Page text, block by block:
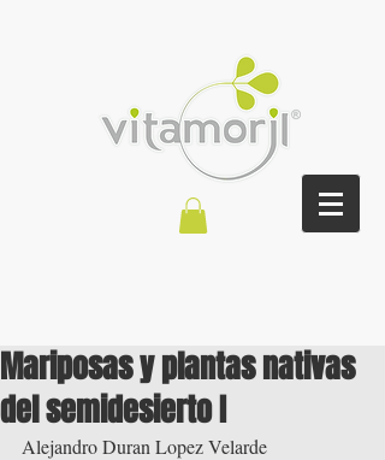
Mariposas y plantas nativas
del semidesierto I
Alejandro Duran Lopez Velarde